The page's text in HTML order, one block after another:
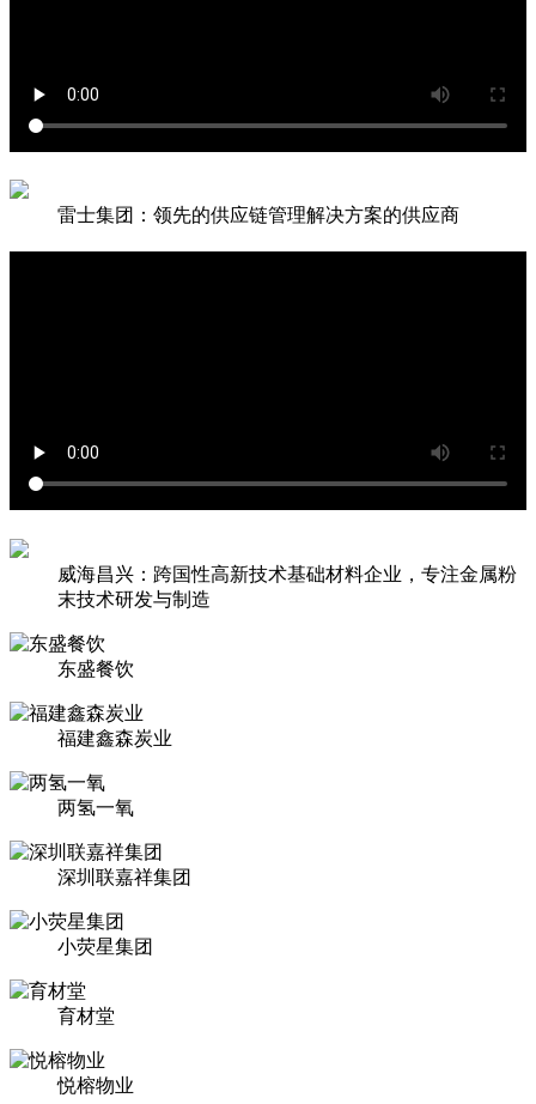
雷士集团：领先的供应链管理解决方案的供应商
威海昌兴：跨国性高新技术基础材料企业，专注金属粉
末技术研发与制造
东盛餐饮
福建鑫森炭业
两氢一氧
深圳联嘉祥集团
小荧星集团
育材堂
悦榕物业